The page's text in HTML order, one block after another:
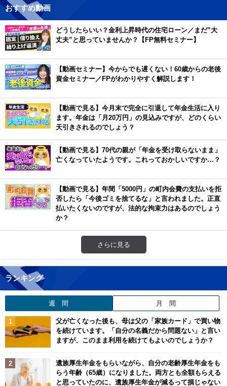
おすすめ動画
どうしたらいい？金利上昇時代の住宅ローン／まだ”大
丈夫”と思っていませんか？【FP無料セミナー】
【動画セミナー】今からでも遅くない！60歳からの老後
資金セミナー／FPがわかりやすく解説します！
【動画で見る】今月末で完全に引退して年金生活に入り
ます。年金は「月20万円」の見込みですが、どのくらい
天引きされるのでしょう？
【動画で見る】70代の親が「年金を受け取らないまま」
亡くなっていたようです。これっておかしいですか…？
【動画で見る】年間「5000円」の町内会費の支払いを拒
否したら「今後ゴミを捨てるな」と言われました。正直
払いたくないのですが、法的な拘束力はあるのでしょう
か？
さらに見る
ランキング
週 間 月 間
父が亡くなった後も、母は父の「家族カード」で買い物
を続けています。「自分の名義だから問題ない」と言い
ますが、このまま利用を続けてもよいのでしょうか？
遺族厚生年金をもらいながら、自分の老齢厚生年金をも
らう年齢（65歳）になりました。両方とも全額もらえる
と思っていたのに、遺族厚生年金が減るって損じゃない